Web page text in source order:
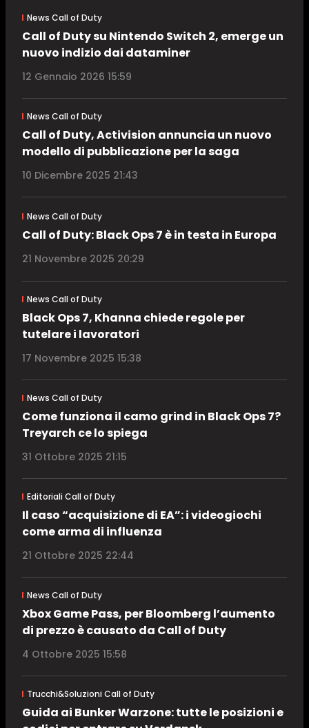
News Call of Duty
Call of Duty su Nintendo Switch 2, emerge un
nuovo indizio dai dataminer
12 Gennaio 2026 15:59
News Call of Duty
Call of Duty, Activision annuncia un nuovo
modello di pubblicazione per la saga
10 Dicembre 2025 21:43
News Call of Duty
Call of Duty: Black Ops 7 è in testa in Europa
21 Novembre 2025 20:29
News Call of Duty
Black Ops 7, Khanna chiede regole per
tutelare i lavoratori
17 Novembre 2025 15:38
News Call of Duty
Come funziona il camo grind in Black Ops 7?
Treyarch ce lo spiega
31 Ottobre 2025 21:15
Editoriali Call of Duty
Il caso “acquisizione di EA”: i videogiochi
come arma di influenza
21 Ottobre 2025 22:44
News Call of Duty
Xbox Game Pass, per Bloomberg l’aumento
di prezzo è causato da Call of Duty
4 Ottobre 2025 15:58
Trucchi&Soluzioni Call of Duty
Guida ai Bunker Warzone: tutte le posizioni e